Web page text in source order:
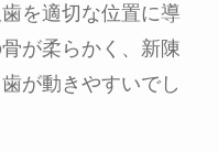
を適切な位置に導
が柔らかく、新陳
が動きやすいでし